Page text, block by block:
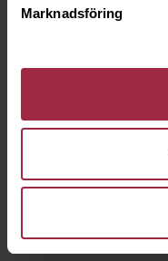
Marknadsföring